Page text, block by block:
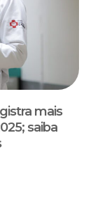
mais
saiba